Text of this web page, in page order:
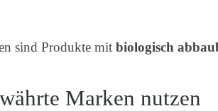
sind Produkte mit biologisch
Marken nutzen